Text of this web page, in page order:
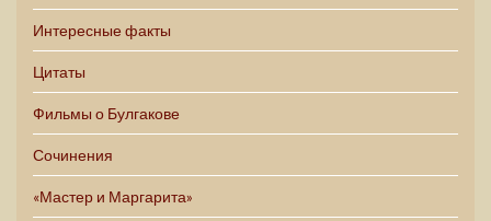
Интересные факты
Цитаты
Фильмы о Булгакове
Сочинения
«Мастер и Маргарита»